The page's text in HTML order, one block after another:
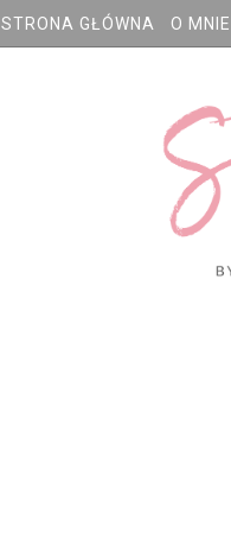
STRONA GŁÓWNA O MNIE